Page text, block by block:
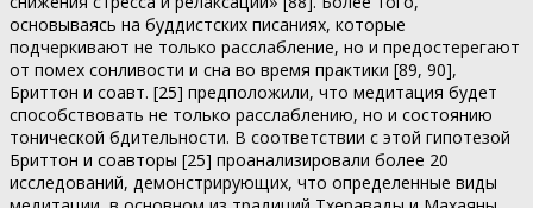
основываясь на буддистских писаниях, которые
подчеркивают не только расслабление, но и предостерегают
от помех сонливости и сна во время практики [89, 90],
Бриттон и соавт. [25] предположили, что медитация будет
способствовать не только расслаблению, но и состоянию
тонической бдительности. В соответствии с этой гипотезой
Бриттон и соавторы [25] проанализировали более 20
исследований, демонстрирующих, что определенные виды